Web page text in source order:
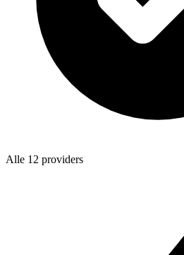
Alle 12 providers